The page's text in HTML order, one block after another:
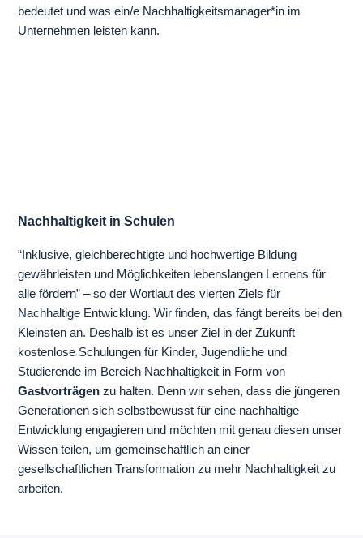
bedeutet und was ein/e Nachhaltigkeitsmanager*in im
Unternehmen leisten kann.
Nachhaltigkeit in Schulen
“Inklusive, gleichberechtigte und hochwertige Bildung
gewährleisten und Möglichkeiten lebenslangen Lernens für
alle fördern” – so der Wortlaut des vierten Ziels für
Nachhaltige Entwicklung. Wir finden, das fängt bereits bei den
Kleinsten an. Deshalb ist es unser Ziel in der Zukunft
kostenlose Schulungen für Kinder, Jugendliche und
Studierende im Bereich Nachhaltigkeit in Form von
Gastvorträgenzu halten. Denn wir sehen, dass die jüngeren
Generationen sich selbstbewusst für eine nachhaltige
Entwicklung engagieren und möchten mit genau diesen unser
Wissen teilen, um gemeinschaftlich an einer
gesellschaftlichen Transformation zu mehr Nachhaltigkeit zu
arbeiten.